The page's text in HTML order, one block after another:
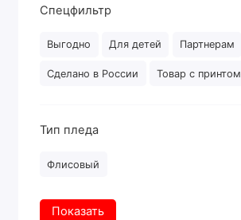
Спецфильтр
Выгодно Для детей Партнерам
Сделано в России Товар с принтом
Тип пледа
Флисовый
Показать